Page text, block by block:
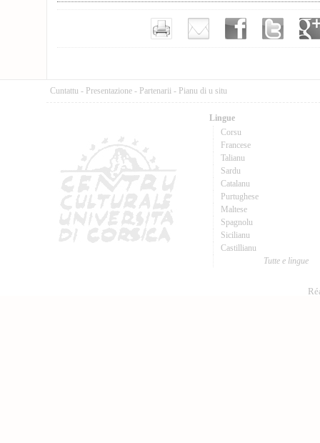
Cuntattu - Presentazione - Partenarii - Pianu di u situ
Lingue
Corsu
Francese
Talianu
Sardu
Catalanu
Purtughese
Maltese
Spagnolu
Sicilianu
Castillianu
Tutte e lingue